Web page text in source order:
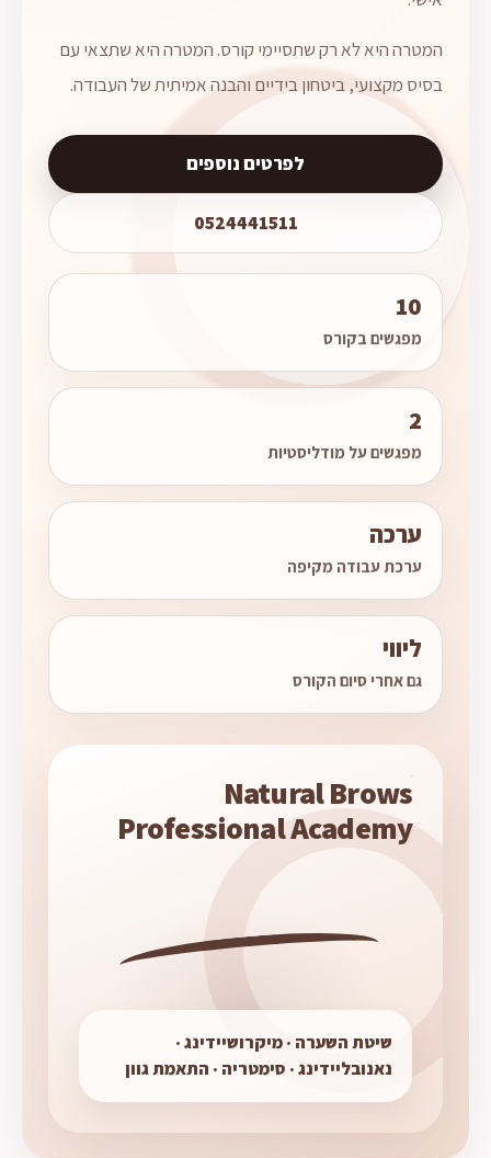
המטרה היא לא רק שתסיימי קורס. המטרה היא שתצאי עם
בסיס מקצועי, ביטחון בידיים והבנה אמיתית של העבודה.
לפרטים נוספים
0524441511
10
מפגשים בקורס
2
מפגשים על מודליסטיות
ערכה
ערכת עבודה מקיפה
ליווי
גם אחרי סיום הקורס
Natural Brows
Professional Academy
שיטת השערה · מיקרושיידינג ·
נאנובליידינג · סימטריה · התאמת גוון